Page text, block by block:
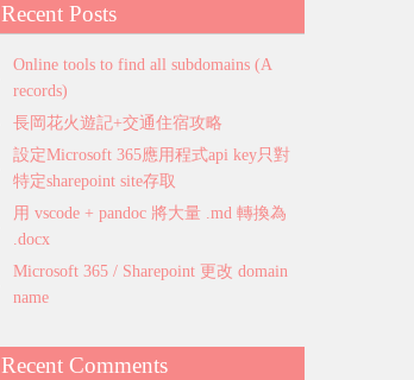
Recent Posts
Online tools to find all subdomains (A
records)
長岡花火遊記+交通住宿攻略
設定Microsoft 365應用程式api key只對
特定sharepoint site存取
用 vscode + pandoc 將大量 .md 轉換為
.docx
Microsoft 365 / Sharepoint 更改 domain
name
Recent Comments